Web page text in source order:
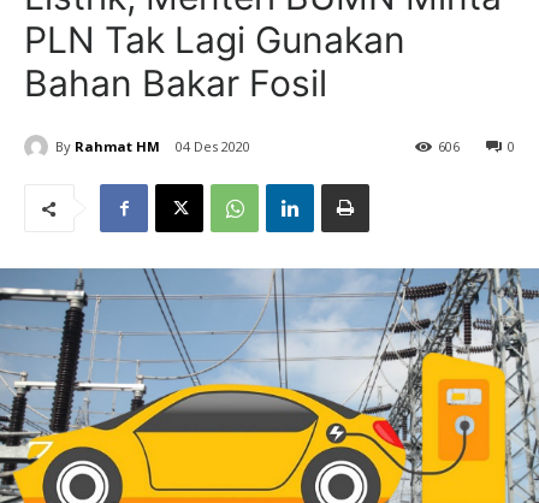
PLN Tak Lagi Gunakan
Bahan Bakar Fosil
By Rahmat HM 04 Des 2020 0
606